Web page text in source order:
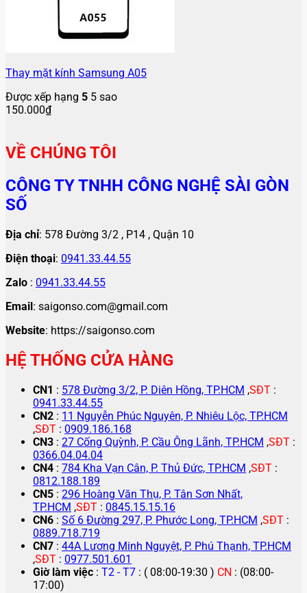
Thay mặt kính Samsung A05
Được xếp hạng 5 5 sao
150.000₫
VỀ CHÚNG TÔI
CÔNG TY TNHH CÔNG NGHỆ SÀI GÒN
SỐ
Địa chỉ: 578 Đường 3/2 , P14 , Quận 10
Điện thoại: 0941.33.44.55
Zalo : 0941.33.44.55
Email : saigonso.com@gmail.com
Website: https://saigonso.com
HỆ THỐNG CỬA HÀNG
CN1 : 578 Đường 3/2, P. Diên Hồng, TP.HCM ,SĐT :
0941.33.44.55
CN2 : 11 Nguyễn Phúc Nguyên, P. Nhiêu Lộc, TP.HCM
,SĐT : 0909.186.168
CN3 : 27 Cống Quỳnh, P. Cầu Ông Lãnh, TP.HCM ,SĐT :
0366.04.04.04
CN4 : 784 Kha Vạn Cân, P. Thủ Đức, TP.HCM ,SĐT :
0812.188.189
CN5 : 296 Hoàng Văn Thụ, P. Tân Sơn Nhất,
TP.HCM ,SĐT : 0845.15.15.16
CN6 : Số 6 Đường 297, P. Phước Long, TP.HCM ,SĐT :
0889.718.719
CN7 : 44A Lương Minh Nguyệt, P. Phú Thạnh, TP.HCM
,SĐT : 0977.501.601
Giờ làm việc : T2 - T7 : ( 08:00-19:30 ) CN : (08:00-
17:00)